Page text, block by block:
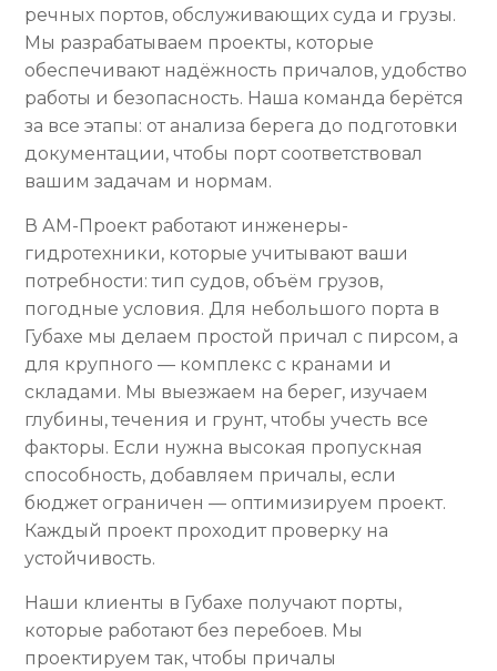
речных портов, обслуживающих суда и грузы.
Мы разрабатываем проекты, которые
обеспечивают надёжность причалов, удобство
работы и безопасность. Наша команда берётся
за все этапы: от анализа берега до подготовки
документации, чтобы порт соответствовал
вашим задачам и нормам.
В АМ-Проект работают инженеры-
гидротехники, которые учитывают ваши
потребности: тип судов, объём грузов,
погодные условия. Для небольшого порта в
Губахе мы делаем простой причал с пирсом, а
для крупного — комплекс с кранами и
складами. Мы выезжаем на берег, изучаем
глубины, течения и грунт, чтобы учесть все
факторы. Если нужна высокая пропускная
способность, добавляем причалы, если
бюджет ограничен — оптимизируем проект.
Каждый проект проходит проверку на
устойчивость.
Наши клиенты в Губахе получают порты,
которые работают без перебоев. Мы
проектируем так, чтобы причалы